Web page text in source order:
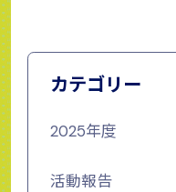
カテゴリー
2025年度
活動報告